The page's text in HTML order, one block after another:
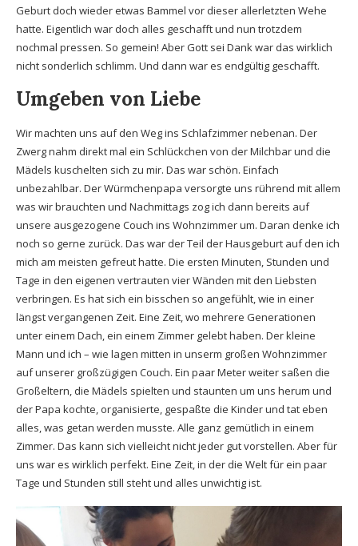
Geburt doch wieder etwas Bammel vor dieser allerletzten Wehe
hatte. Eigentlich war doch alles geschafft und nun trotzdem
nochmal pressen. So gemein! Aber Gott sei Dank war das wirklich
nicht sonderlich schlimm. Und dann war es endgültig geschafft.
Umgeben von Liebe
Wir machten uns auf den Weg ins Schlafzimmer nebenan. Der
Zwerg nahm direkt mal ein Schlückchen von der Milchbar und die
Mädels kuschelten sich zu mir. Das war schön. Einfach
unbezahlbar. Der Würmchenpapa versorgte uns rührend mit allem
was wir brauchten und Nachmittags zog ich dann bereits auf
unsere ausgezogene Couch ins Wohnzimmer um. Daran denke ich
noch so gerne zurück. Das war der Teil der Hausgeburt auf den ich
mich am meisten gefreut hatte. Die ersten Minuten, Stunden und
Tage in den eigenen vertrauten vier Wänden mit den Liebsten
verbringen. Es hat sich ein bisschen so angefühlt, wie in einer
längst vergangenen Zeit. Eine Zeit, wo mehrere Generationen
unter einem Dach, ein einem Zimmer gelebt haben. Der kleine
Mann und ich – wie lagen mitten in unserm großen Wohnzimmer
auf unserer großzügigen Couch. Ein paar Meter weiter saßen die
Großeltern, die Mädels spielten und staunten um uns herum und
der Papa kochte, organisierte, gespaßte die Kinder und tat eben
alles, was getan werden musste. Alle ganz gemütlich in einem
Zimmer. Das kann sich vielleicht nicht jeder gut vorstellen. Aber für
uns war es wirklich perfekt. Eine Zeit, in der die Welt für ein paar
Tage und Stunden still steht und alles unwichtig ist.